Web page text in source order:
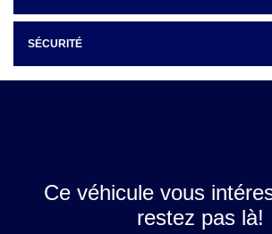
SÉCURITÉ
Ce véhicule vous
restez pas là!